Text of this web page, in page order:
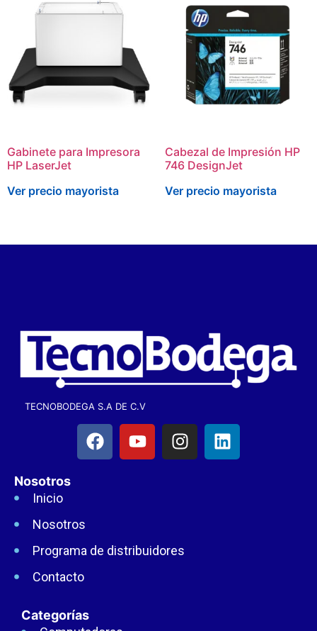
Gabinete para Impresora
HP LaserJet
Ver precio mayorista
Cabezal de Impresión HP
746 DesignJet
Ver precio mayorista
TECNOBODEGA S.A DE C.V
Nosotros
Inicio
Nosotros
Programa de distribuidores
Contacto
Categorías